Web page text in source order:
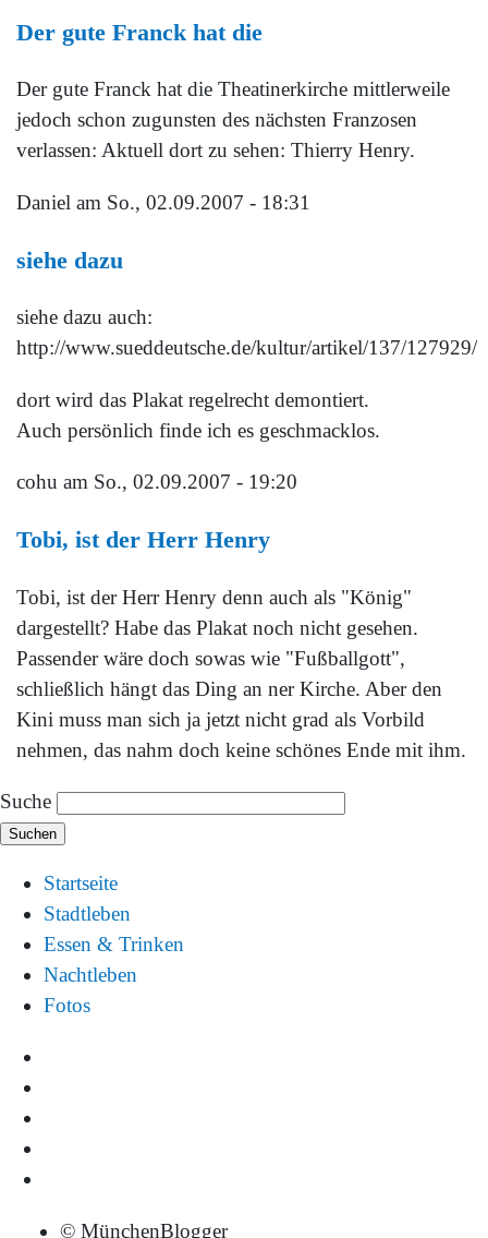
Der gute Franck hat die
Der gute Franck hat die Theatinerkirche mittlerweile
jedoch schon zugunsten des nächsten Franzosen
verlassen: Aktuell dort zu sehen: Thierry Henry.
Daniel am So., 02.09.2007 - 18:31
siehe dazu
siehe dazu auch:
http://www.sueddeutsche.de/kultur/artikel/137/127929/
dort wird das Plakat regelrecht demontiert.
Auch persönlich finde ich es geschmacklos.
cohu am So., 02.09.2007 - 19:20
Tobi, ist der Herr Henry
Tobi, ist der Herr Henry denn auch als "König"
dargestellt? Habe das Plakat noch nicht gesehen.
Passender wäre doch sowas wie "Fußballgott",
schließlich hängt das Ding an ner Kirche. Aber den
Kini muss man sich ja jetzt nicht grad als Vorbild
nehmen, das nahm doch keine schönes Ende mit ihm.
Suche
Startseite
Stadtleben
Essen & Trinken
Nachtleben
Fotos
© MünchenBlogger